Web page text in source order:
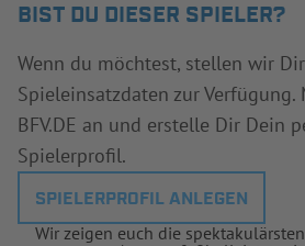
BIST DU DIESER SPIELER?
Wenn du möchtest, stellen wir
Spieleinsatzdaten zur
BFV.DE an und erstelle Dir Dein
Spielerprofil.
SPIELERPROFIL ANLEGEN
Wir zeigen euch die